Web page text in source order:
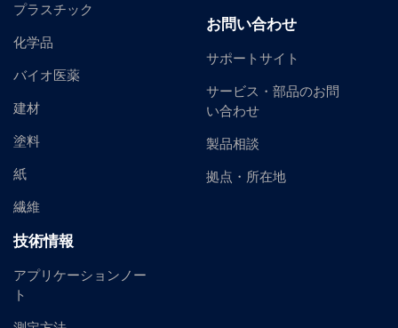
プラスチック
化学品
バイオ医薬
建材
塗料
紙
繊維
技術情報
アプリケーションノー
ト
お問い合わせ
サポートサイト
サービス・部品のお問
い合わせ
製品相談
拠点・所在地